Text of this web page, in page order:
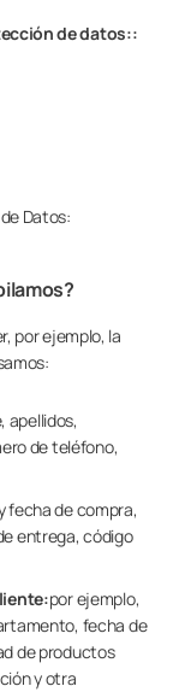
de datos::
Datos:
por ejemplo, la
apellidos,
de teléfono,
fecha de compra,
entrega, código
por ejemplo,
fecha de
de productos
y otra